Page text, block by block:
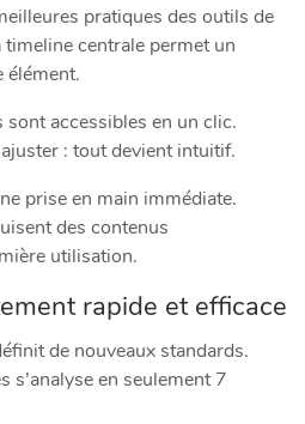
pratiques des outils de
centrale permet un
élément.
accessibles en un clic.
: tout devient intuitif.
prise en main immédiate.
des contenus
utilisation.
rapide et efficace
de nouveaux standards.
s’analyse en seulement 7